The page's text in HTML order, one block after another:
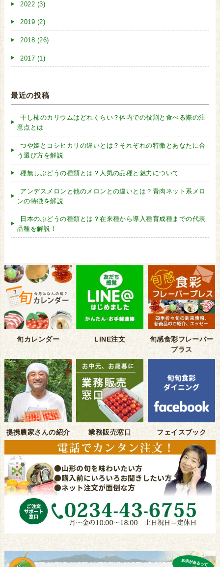
2022 (3)
2019 (2)
2018 (26)
2017 (1)
最近の投稿
干し柿のカリウムはどれくらい？体内での役割と食べる際の注
意点とは
つや姫とコシヒカリの違いとは？それぞれの特徴とあなたに合
う選び方を解説
種無しぶどうの種類とは？人気の品種と魅力について
アンデスメロンと他のメロンとの違いとは？青肉ネット系メロ
ンの特徴を解説
日本のぶどうの種類とは？在来種から導入種育成種までの代表
品種を解説！
旬カレンダー LINE注文
旬感食彩フレーバー
プラス
提携農家さんの紹介 業務販売窓口 フェイスブック